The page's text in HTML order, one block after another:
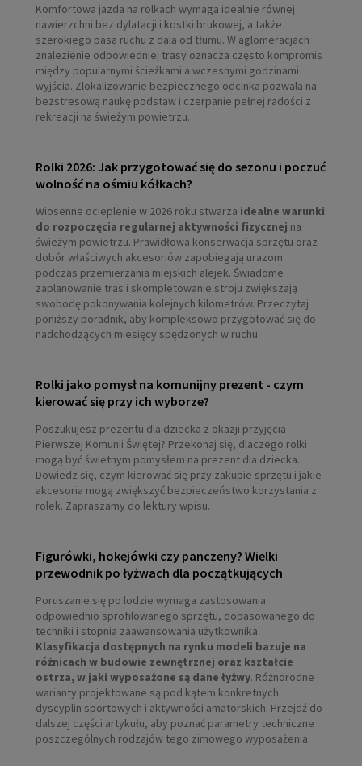
Komfortowa jazda na rolkach wymaga idealnie równej
nawierzchni bez dylatacji i kostki brukowej, a także
szerokiego pasa ruchu z dala od tłumu. W aglomeracjach
znalezienie odpowiedniej trasy oznacza często kompromis
między popularnymi ścieżkami a wczesnymi godzinami
wyjścia. Zlokalizowanie bezpiecznego odcinka pozwala na
bezstresową naukę podstaw i czerpanie pełnej radości z
rekreacji na świeżym powietrzu.
Rolki 2026: Jak przygotować się do sezonu i poczuć
wolność na ośmiu kółkach?
Wiosenne ocieplenie w 2026 roku stwarza idealne warunki
do rozpoczęcia regularnej aktywności fizycznej na
świeżym powietrzu. Prawidłowa konserwacja sprzętu oraz
dobór właściwych akcesoriów zapobiegają urazom
podczas przemierzania miejskich alejek. Świadome
zaplanowanie tras i skompletowanie stroju zwiększają
swobodę pokonywania kolejnych kilometrów. Przeczytaj
poniższy poradnik, aby kompleksowo przygotować się do
nadchodzących miesięcy spędzonych w ruchu.
Rolki jako pomysł na komunijny prezent - czym
kierować się przy ich wyborze?
Poszukujesz prezentu dla dziecka z okazji przyjęcia
Pierwszej Komunii Świętej? Przekonaj się, dlaczego rolki
mogą być świetnym pomysłem na prezent dla dziecka.
Dowiedz się, czym kierować się przy zakupie sprzętu i jakie
akcesoria mogą zwiększyć bezpieczeństwo korzystania z
rolek. Zapraszamy do lektury wpisu.
Figurówki, hokejówki czy panczeny? Wielki
przewodnik po łyżwach dla początkujących
Poruszanie się po lodzie wymaga zastosowania
odpowiednio sprofilowanego sprzętu, dopasowanego do
techniki i stopnia zaawansowania użytkownika.
Klasyfikacja dostępnych na rynku modeli bazuje na
różnicach w budowie zewnętrznej oraz kształcie
ostrza, w jaki wyposażone są dane łyżwy. Różnorodne
warianty projektowane są pod kątem konkretnych
dyscyplin sportowych i aktywności amatorskich. Przejdź do
dalszej części artykułu, aby poznać parametry techniczne
poszczególnych rodzajów tego zimowego wyposażenia.